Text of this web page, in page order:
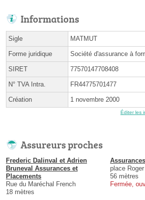
Informations
Sigle MATMUT
Forme juridique Société d'assurance à
SIRET 77570147708408
N° TVA Intra. FR44775701477
Création 1 novembre 2000
Éditer les
Assureurs proches
Frederic Dalinval et Adrien
Bruneval Assurances et
Placements
Rue du Maréchal French
18 mètres
place
56 mètres
Fermée,